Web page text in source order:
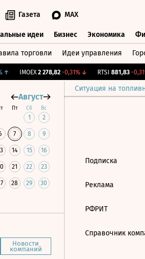
Газета MAX
идеи Бизнес Экономика
торговли Идеи управления
IMOEX 2 278,82 -0,31%↓ RTSI 881,83 -0,31%
Ситуация на
Август
Пт Сб Вс
1 2
7 8 9
14 15 16
21 22 23
28 29 30
Новости
компаний
Подписка
Реклама
РФРИТ
Справочник